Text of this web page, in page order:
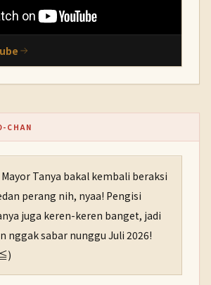
CHAN
Mayor Tanya bakal kembali beraksi
perang nih, nyaa! Pengisi
juga keren-keren banget, jadi
nggak sabar nunggu Juli 2026!